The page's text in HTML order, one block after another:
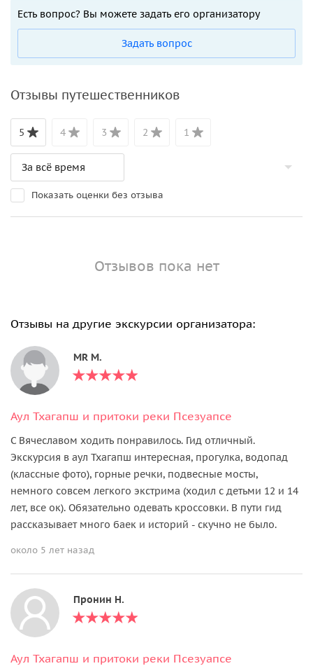
Есть вопрос? Вы можете задать его организатору
Задать вопрос
Отзывы путешественников
5 4 3 2 1
Показать оценки без отзыва
Отзывов пока нет
Отзывы на другие экскурсии организатора:
MR M.
Аул Тхагапш и притоки реки Псезуапсе
С Вячеславом ходить понравилось. Гид отличный.
Экскурсия в аул Тхагапш интересная, прогулка, водопад
(классные фото), горные речки, подвесные мосты,
немного совсем легкого экстрима (ходил с детьми 12 и 14
лет, все ок). Обязательно одевать кроссовки. В пути гид
рассказывает много баек и историй - скучно не было.
около 5 лет назад
Пронин Н.
Аул Тхагапш и притоки реки Псезуапсе